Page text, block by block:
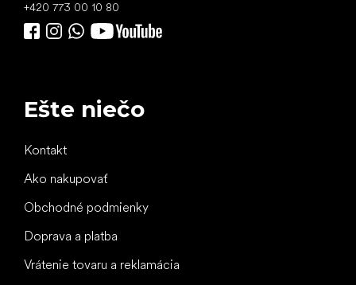
+420 773 00 10 80
Ešte niečo
Kontakt
Ako nakupovať
Obchodné podmienky
Doprava a platba
Vrátenie tovaru a reklamácia